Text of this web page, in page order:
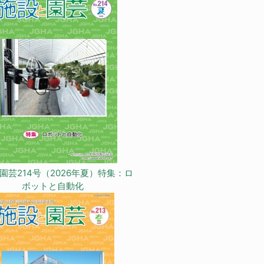
芸214号（2026年夏）特集：ロ
ボットと自動化